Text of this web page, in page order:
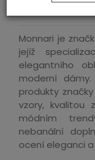
Monnari je
jejíž
elegantního
moderní
produkty
vzory, kvalitou
módním
nebanální
ocení eleganci